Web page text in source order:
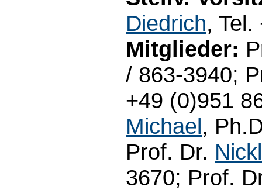
Diedrich,
Mitglieder:
/ 863-3940;
+49 (0)951
Michael,
Prof. Dr.
3670; Prof.